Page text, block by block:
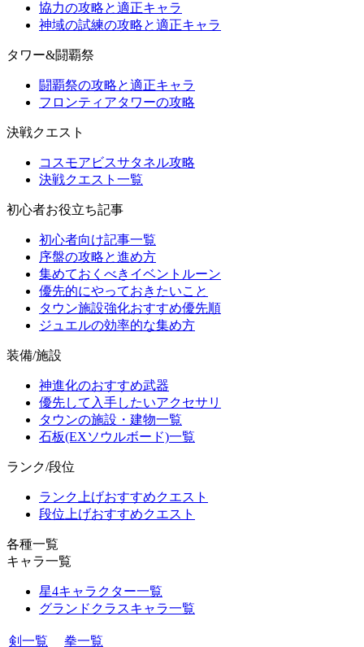
協力の攻略と適正キャラ
神域の試練の攻略と適正キャラ
タワー&闘覇祭
闘覇祭の攻略と適正キャラ
フロンティアタワーの攻略
決戦クエスト
コスモアビスサタネル攻略
決戦クエスト一覧
初心者お役立ち記事
初心者向け記事一覧
序盤の攻略と進め方
集めておくべきイベントルーン
優先的にやっておきたいこと
タウン施設強化おすすめ優先順
ジュエルの効率的な集め方
装備/施設
神進化のおすすめ武器
優先して入手したいアクセサリ
タウンの施設・建物一覧
石板(EXソウルボード)一覧
ランク/段位
ランク上げおすすめクエスト
段位上げおすすめクエスト
各種一覧
キャラ一覧
星4キャラクター一覧
グランドクラスキャラ一覧
剣一覧
拳一覧